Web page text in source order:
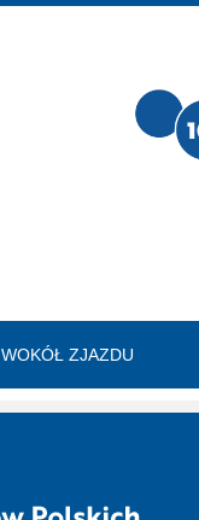
WOKÓŁ ZJAZDU